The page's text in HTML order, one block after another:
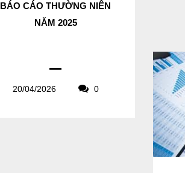
BÁO CÁO THƯỜNG NIÊN
NĂM 2025
20/04/2026 0